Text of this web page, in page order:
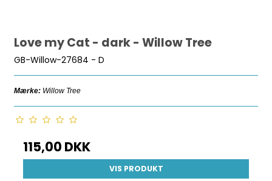
Love my Cat - dark - Willow Tree
GB-Willow-27684 - D
Mærke: Willow Tree
115,00 DKK
VIS PRODUKT